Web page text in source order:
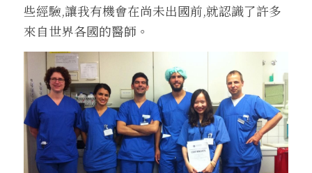
些經驗,讓我有機會在尚未出國前,就認識了許多
來自世界各國的醫師。